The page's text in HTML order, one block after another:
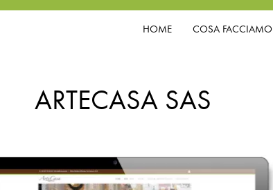
HOME COSA FACCIAMO
ARTECASA SAS